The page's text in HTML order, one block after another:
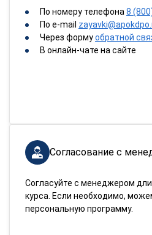
По номеру телефона8
По e-mail
Через формуобратной
В онлайн-чате на сайте
Согласование с
Согласуйте с менеджером
курса. Если необходимо,
персональную программу.